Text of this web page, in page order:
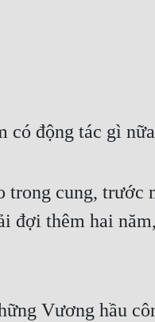
có động tác gì
cung, trước
đợi thêm hai
Vương hầu